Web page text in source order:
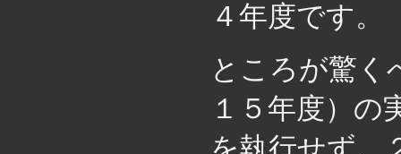
４年度です。
ところが驚く
１５年度）の